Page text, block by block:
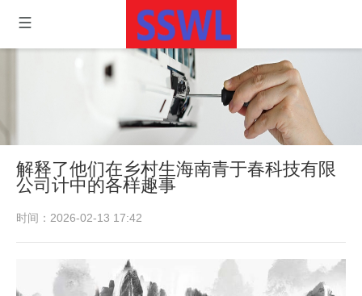
解释了他们在乡村生海南青于春科技有限
公司计中的各样趣事
时间：2026-02-13 17:42